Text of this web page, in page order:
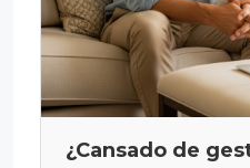
¿Cansado de